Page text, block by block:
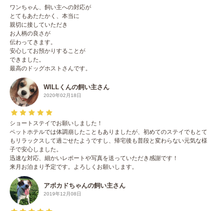
ワンちゃん、飼い主への対応が
とてもあたたかく、本当に
親切に接していただき
お人柄の良さが
伝わってきます。
安心してお預かりすることが
できました。
最高のドッグホストさんです。
WILLくんの飼い主さん
2020年02月18日
ショートステイでお願いしました！
ペットホテルでは体調崩したこともありましたが、初めてのステイでもとて
もリラックスして過ごせたようですし、帰宅後も普段と変わらない元気な様
子で安心しました。
迅速な対応、細かいレポートや写真を送っていただき感謝です！
来月お泊まり予定です。よろしくお願いします。
アボカドちゃんの飼い主さん
2019年12月08日